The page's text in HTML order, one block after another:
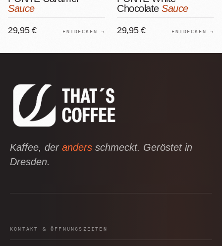
Sauce
29,95 € ENTDECKEN →
Chocolate Sauce
29,95 € ENTDECKEN →
Kaffee, der anders schmeckt. Geröstet in
Dresden.
KONTAKT & ÖFFNUNGSZEITEN